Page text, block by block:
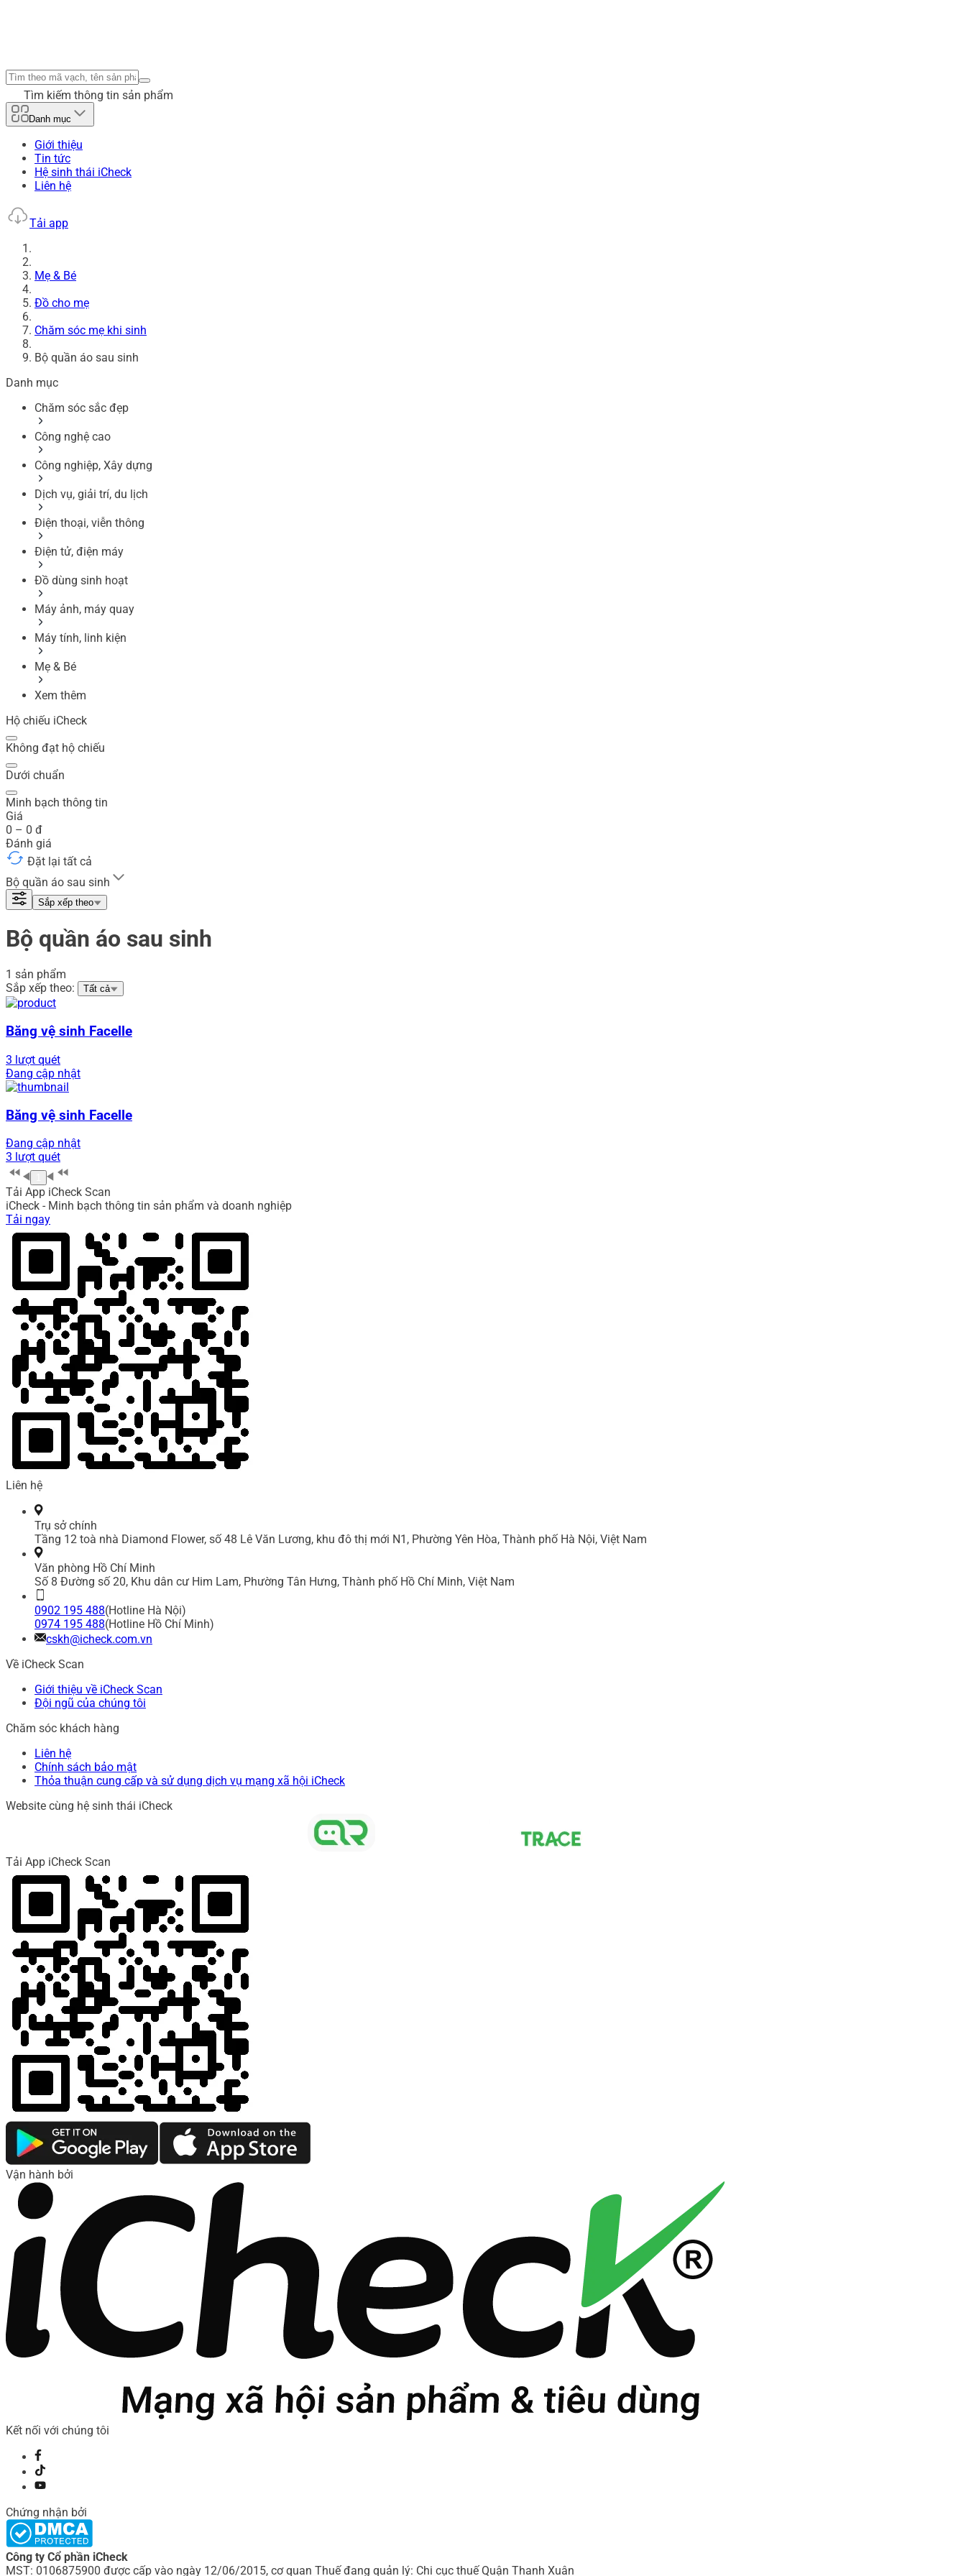
Tìm kiếm thông tin sản phẩm
Danh mục
Giới thiệu
Tin tức
Hệ sinh thái iCheck
Liên hệ
Tải app
Mẹ & Bé
Đồ cho mẹ
Chăm sóc mẹ khi sinh
Bộ quần áo sau sinh
Danh mục
Chăm sóc sắc đẹp
Công nghệ cao
Công nghiệp, Xây dựng
Dịch vụ, giải trí, du lịch
Điện thoại, viễn thông
Điện tử, điện máy
Đồ dùng sinh hoạt
Máy ảnh, máy quay
Máy tính, linh kiện
Mẹ & Bé
Xem thêm
Hộ chiếu iCheck
Không đạt hộ chiếu
Dưới chuẩn
Minh bạch thông tin
Giá
0 – 0 đ
Đánh giá
Đặt lại tất cả
Bộ quần áo sau sinh
Sắp xếp theo
Bộ quần áo sau sinh
1 sản phẩm
Sắp xếp theo:
Tất cả
Băng vệ sinh Facelle
3 lượt quét
Đang cập nhật
Băng vệ sinh Facelle
Đang cập nhật
3 lượt quét
Tải App iCheck Scan
iCheck - Minh bạch thông tin sản phẩm và doanh nghiệp
Tải ngay
Liên hệ
Trụ sở chính
Tầng 12 toà nhà Diamond Flower, số 48 Lê Văn Lương, khu đô thị mới N1, Phường Yên Hòa, Thành phố Hà Nội, Việt Nam
Văn phòng Hồ Chí Minh
Số 8 Đường số 20, Khu dân cư Him Lam, Phường Tân Hưng, Thành phố Hồ Chí Minh, Việt Nam
0902 195 488(Hotline Hà Nội)
0974 195 488(Hotline Hồ Chí Minh)
cskh@icheck.com.vn
Về iCheck Scan
Giới thiệu về iCheck Scan
Đội ngũ của chúng tôi
Chăm sóc khách hàng
Liên hệ
Chính sách bảo mật
Thỏa thuận cung cấp và sử dụng dịch vụ mạng xã hội iCheck
Website cùng hệ sinh thái iCheck
Tải App iCheck Scan
Vận hành bởi
Kết nối với chúng tôi
Chứng nhận bởi
Công ty Cổ phần iCheck
MST: 0106875900 được cấp vào ngày 12/06/2015, cơ quan Thuế đang quản lý: Chi cục thuế Quận Thanh Xuân